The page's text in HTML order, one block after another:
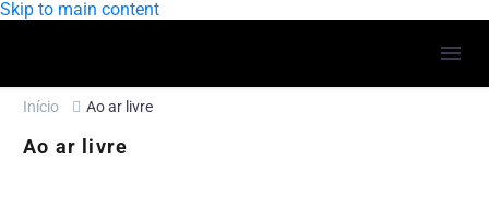
Skip to main content
Início Ao ar livre
Ao ar livre